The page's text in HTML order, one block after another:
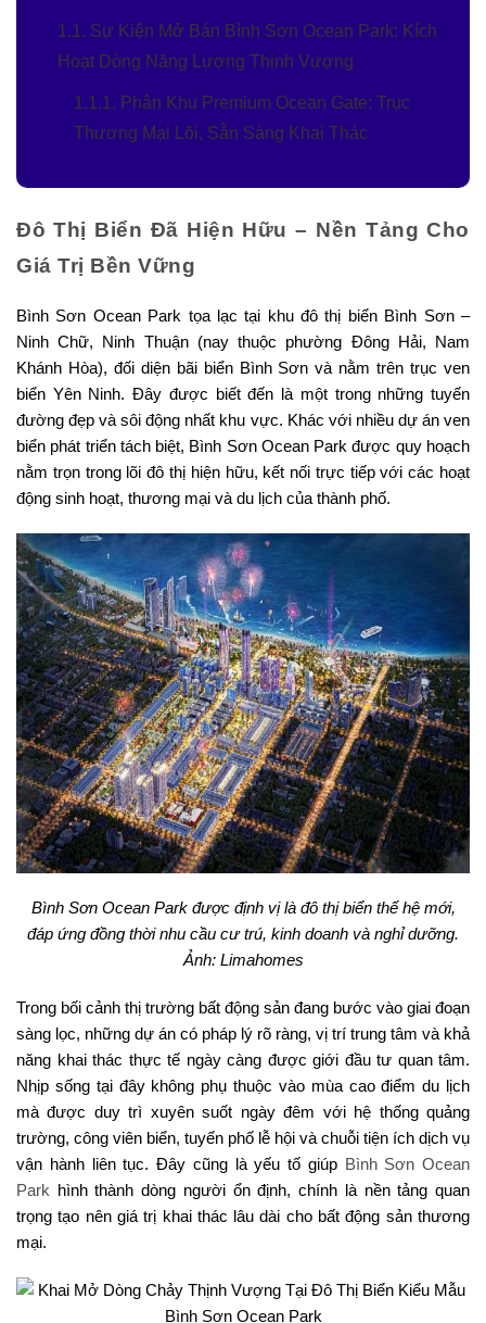
1.1. Sự Kiện Mở Bán Bình Sơn Ocean Park: Kích
Hoạt Dòng Năng Lượng Thịnh Vượng
1.1.1. Phân Khu Premium Ocean Gate: Trục
Thương Mại Lõi, Sẵn Sàng Khai Thác
Đô Thị Biển Đã Hiện Hữu – Nền Tảng Cho
Giá Trị Bền Vững
Bình Sơn Ocean Park tọa lạc tại khu đô thị biển Bình Sơn –
Ninh Chữ, Ninh Thuận (nay thuộc phường Đông Hải, Nam
Khánh Hòa), đối diện bãi biển Bình Sơn và nằm trên trục ven
biển Yên Ninh. Đây được biết đến là một trong những tuyến
đường đẹp và sôi động nhất khu vực. Khác với nhiều dự án ven
biển phát triển tách biệt, Bình Sơn Ocean Park được quy hoạch
nằm trọn trong lõi đô thị hiện hữu, kết nối trực tiếp với các hoạt
động sinh hoạt, thương mại và du lịch của thành phố.
Bình Sơn Ocean Park được định vị là đô thị biển thế hệ mới,
đáp ứng đồng thời nhu cầu cư trú, kinh doanh và nghỉ dưỡng.
Ảnh: Limahomes
Trong bối cảnh thị trường bất động sản đang bước vào giai đoạn
sàng lọc, những dự án có pháp lý rõ ràng, vị trí trung tâm và khả
năng khai thác thực tế ngày càng được giới đầu tư quan tâm.
Nhịp sống tại đây không phụ thuộc vào mùa cao điểm du lịch
mà được duy trì xuyên suốt ngày đêm với hệ thống quảng
trường, công viên biển, tuyến phố lễ hội và chuỗi tiện ích dịch vụ
vận hành liên tục. Đây cũng là yếu tố giúp Bình Sơn Ocean
Park hình thành dòng người ổn định, chính là nền tảng quan
trọng tạo nên giá trị khai thác lâu dài cho bất động sản thương
mại.